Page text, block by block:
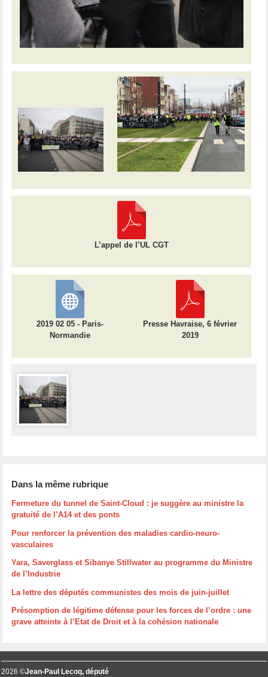
L’appel de l’UL CGT
2019 02 05 - Paris-
Normandie
Presse Havraise, 6 février
2019
Dans la même rubrique
Fermeture du tunnel de Saint-Cloud : je suggère au ministre la
gratuité de l’A14 et des ponts
Pour renforcer la prévention des maladies cardio-neuro-
vasculaires
Yara, Saverglass et Sibanye Stillwater au programme du Ministre
de l’Industrie
La lettre des députés communistes des mois de juin-juillet
Présomption de légitime défense pour les forces de l’ordre : une
grave atteinte à l’Etat de Droit et à la cohésion nationale
2026 ©Jean-Paul Lecoq, député